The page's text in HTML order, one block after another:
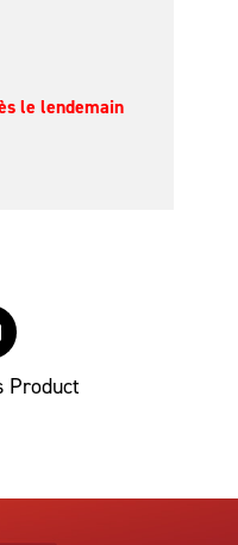
le lendemain
Product